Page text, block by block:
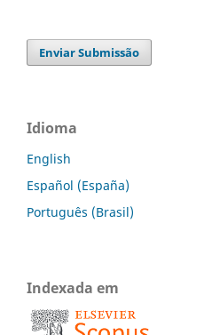
Enviar Submissão
Idioma
English
Español (España)
Português (Brasil)
Indexada em